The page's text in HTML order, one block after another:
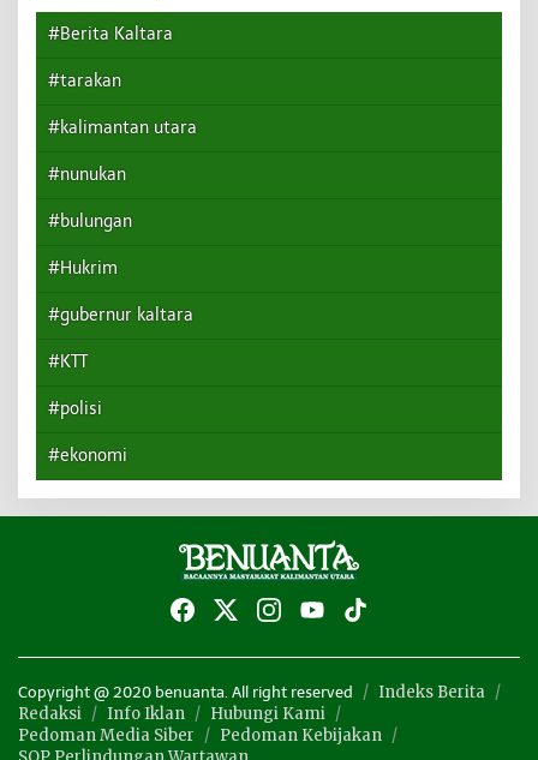
#Berita Kaltara
#tarakan
#kalimantan utara
#nunukan
#bulungan
#Hukrim
#gubernur kaltara
#KTT
#polisi
#ekonomi
Copyright @ 2020 benuanta. All right reserved
Indeks Berita
Redaksi
Info Iklan
Hubungi Kami
Pedoman Media Siber
Pedoman Kebijakan